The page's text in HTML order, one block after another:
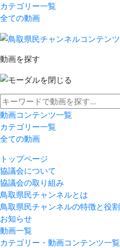
カテゴリー一覧
全ての動画
動画を探す
動画コンテンツ一覧
カテゴリー一覧
全ての動画
トップページ
協議会について
協議会の取り組み
鳥取県民チャンネルとは
鳥取県民チャンネルの特徴と役割
お知らせ
動画一覧
カテゴリー・動画コンテンツ一覧